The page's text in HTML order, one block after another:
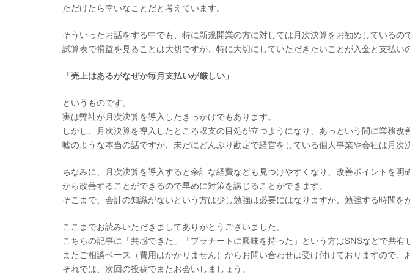
ただけたら幸いなことだと考えています。
そういったお話をする中でも、特に新規開業の方に対しては月次決算をお勧めしているの
試算表で損益を見ることは大切ですが、特に大切にしていただきたいことが入金と支払い
「売上はあるがなぜか毎月支払いが厳しい」
というものです。
実は弊社が月次決算を導入したきっかけでもあります。
しかし、月次決算を導入したところ収支の目処が立つようになり、あっという間に業務改
嘘のような本当の話ですが、未だにどんぶり勘定で経営をしている個人事業や会社は月次
ちなみに、月次決算を導入すると余計な経費なども見つけやすくなり、改善ポイントを
から改善することができるので早めに対策を講じることができます。
そこまで、会計の知識がないという方は少し勉強は必要にはなりますが、勉強する時間
ここまでお読みいただきましてありがとうございました。
こちらの記事に「共感できた」「プラナートに興味を持った」という方はSNSなどで共有
またご相談ベース（費用はかかりません）からお問い合わせは受け付けておりますので、
それでは、次回の投稿でまたお会いしましょう。